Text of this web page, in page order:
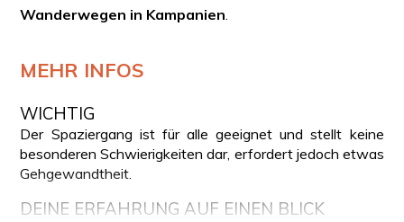
Wanderwegen in Kampanien
MEHR INFOS
WICHTIG
Der Spaziergang ist für alle geeignet und stellt keine
besonderen Schwierigkeiten dar, erfordert jedoch etwas
Gehgewandtheit.
DEINE ERFAHRUNG AUF EINEN BLICK